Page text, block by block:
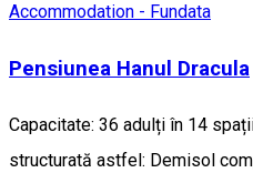
Accommodation - Fundata
Pensiunea Hanul Dracula
Capacitate: 36 adulți în 14
structurată astfel: Demisol